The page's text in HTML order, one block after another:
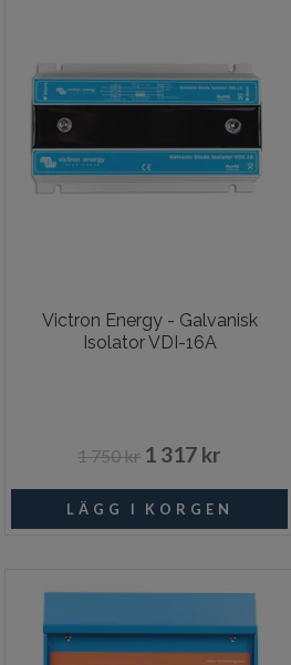
Victron Energy - Galvanisk
Isolator VDI-16A
1 750 kr 1 317 kr
Beställningsvara